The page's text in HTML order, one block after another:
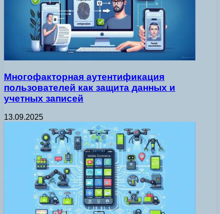
Многофакторная аутентификация
пользователей как защита данных и
учетных записей
13.09.2025